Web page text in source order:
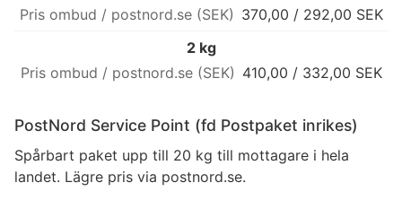
370,00 / 292,00 SEK
2 kg
410,00 / 332,00 SEK
PostNord Service Point (fd Postpaket inrikes)
Spårbart paket upp till 20 kg till mottagare i hela
landet. Lägre pris via postnord.se.